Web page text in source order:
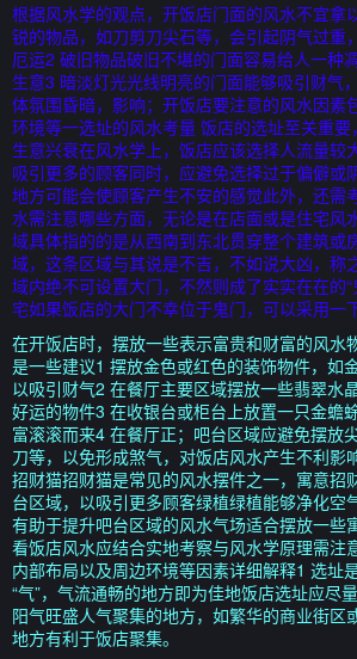
根据风水学的观点，开饭店门面的风水不宜拿
锐的物品，如刀剪刀尖石等，会引起阴气过重
厄运2 破旧物品破旧不堪的门面容易给人一种
生意3 暗淡灯光光线明亮的门面能够吸引财气
体氛围昏暗，影响；开饭店要注意的风水因素
环境等一选址的风水考量 饭店的选址至关重
生意兴衰在风水学上，饭店应该选择人流量较
吸引更多的顾客同时，应避免选择过于偏僻或
地方可能会使顾客产生不安的感觉此外，还需
水需注意哪些方面，无论是在店面或是住宅风
域具体指的的是从西南到东北贯穿整个建筑或
域，这条区域与其说是不吉，不如说大凶，称
域内绝不可设置大门，不然则成了实实在在的“
宅如果饭店的大门不幸位于鬼门，可以采用一
在开饭店时，摆放一些表示富贵和财富的风水
是一些建议1 摆放金色或红色的装饰物件，如
以吸引财气2 在餐厅主要区域摆放一些翡翠水
好运的物件3 在收银台或柜台上放置一只金蟾
富滚滚而来4 在餐厅正；吧台区域应避免摆放
刀等，以免形成煞气，对饭店风水产生不利影
招财猫招财猫是常见的风水摆件之一，寓意招
台区域，以吸引更多顾客绿植绿植能够净化空
有助于提升吧台区域的风水气场适合摆放一些
看饭店风水应结合实地考察与风水学原理需注
内部布局以及周边环境等因素详细解释1 选址
“气”，气流通畅的地方即为佳地饭店选址应尽
阳气旺盛人气聚集的地方，如繁华的商业街区
地方有利于饭店聚集。